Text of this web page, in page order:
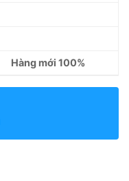
Hàng mới 100%